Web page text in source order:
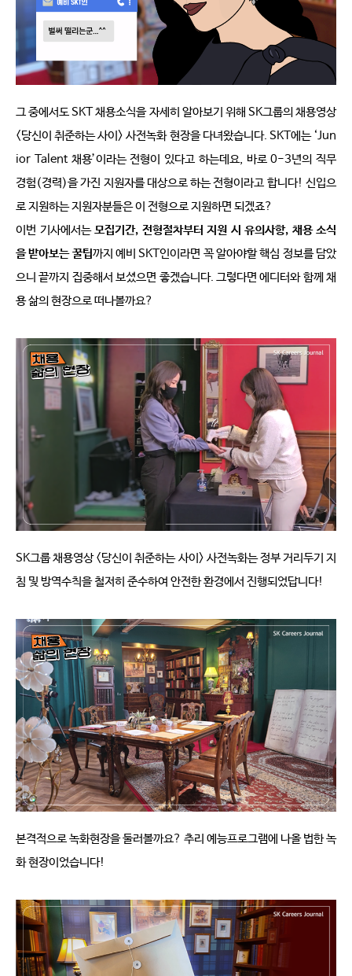
그 중에서도 SKT 채용소식을 자세히 알아보기 위해 SK
그룹의 채용영상
<당신이 취준하는 사이 > 사전녹화 현장을 다녀왔습니다. SKT에는 ‘Jun
ior Talent 채용’이라는 전형이 있다고 하는데요, 바로 0-3년의 직무
경험(경력)을 가진 지원자를 대상으로 하는 전형이라고 합니다! 신입으
로 지원하는 지원자분들은 이 전형으로 지원하면 되겠죠?
이번 기사에서는 모집기간, 전형절차부터 지원 시 유의사항, 채용 소식
을 받아보는 꿀팁까지 예비 SKT인이라면 꼭 알아야할 핵심 정보를 담았
으니 끝까지 집중해서 보셨으면 좋겠습니다. 그렇다면 에디터와 함께 채
용 삶의 현장으로 떠나볼까요?
SK그룹 채용영상 <당신이 취준하는 사이 > 사전녹화는 정부 거리두기 지
침 및 방역수칙을 철저히 준수하여 안전한 환경에서 진행되었답니다!
본격적으로 녹화현장을 둘러볼까요? 추리 예능프로그램에 나올 법한 녹
화 현장이었습니다!